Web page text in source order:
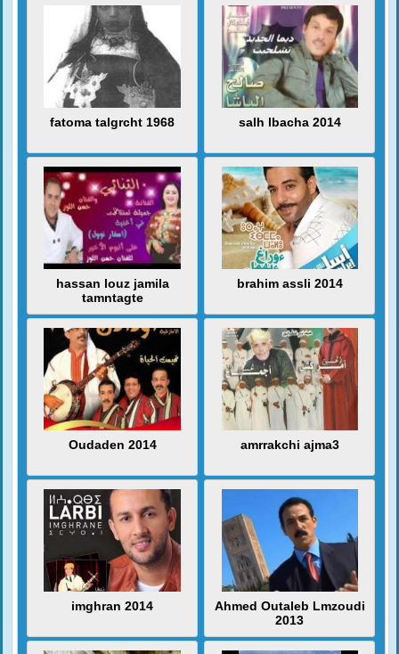
fatoma talgrcht 1968 salh lbacha 2014
hassan louz jamila
tamntagte
brahim assli 2014
Oudaden 2014 amrrakchi ajma3
imghran 2014
Ahmed Outaleb Lmzoudi
2013